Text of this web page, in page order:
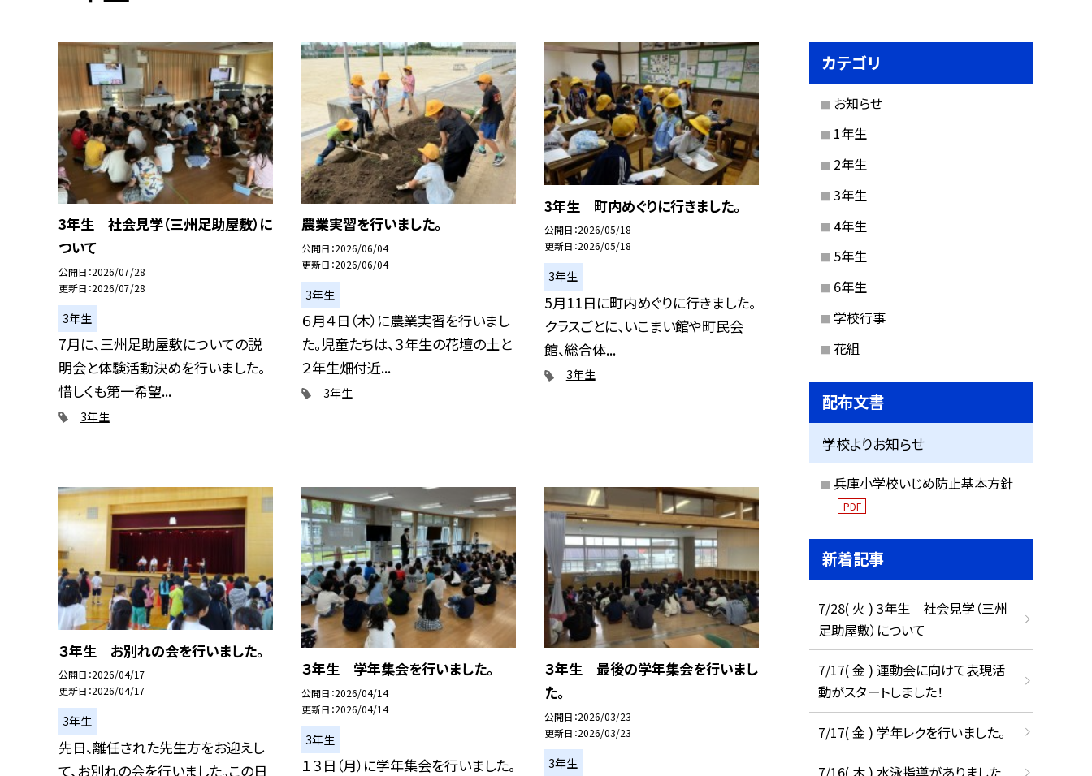
3年生 社会見学（三州足助屋敷）に
ついて
公開日 2026/07/28
更新日 2026/07/28
3年生
7月に、三州足助屋敷についての説
明会と体験活動決めを行いました。
惜しくも第一希望...
3年生
農業実習を行いました。
公開日 2026/06/04
更新日 2026/06/04
3年生
６月４日（木）に農業実習を行いまし
た。児童たちは、３年生の花壇の土と
２年生畑付近...
3年生
3年生 町内めぐりに行きました。
公開日 2026/05/18
更新日 2026/05/18
3年生
5月11日に町内めぐりに行きました。
クラスごとに、いこまい館や町民会
館、総合体...
3年生
３年生 お別れの会を行いました。
公開日 2026/04/17
更新日 2026/04/17
3年生
先日、離任された先生方をお迎えし
て、お別れの会を行いました。この日
３年生 学年集会を行いました。
公開日 2026/04/14
更新日 2026/04/14
3年生
１３日（月）に学年集会を行いました。
３年生 最後の学年集会を行いまし
た。
公開日 2026/03/23
更新日 2026/03/23
3年生
カテゴリ
お知らせ
1年生
2年生
3年生
4年生
5年生
6年生
学校行事
花組
配布文書
学校よりお知らせ
兵庫小学校いじめ防止基本方針
PDF
新着記事
7/28( 火 ) 3年生 社会見学（三州
足助屋敷）について
7/17( 金 ) 運動会に向けて表現活
動がスタートしました！
7/17( 金 ) 学年レクを行いました。
7/16( 木 ) 水泳指導がありました